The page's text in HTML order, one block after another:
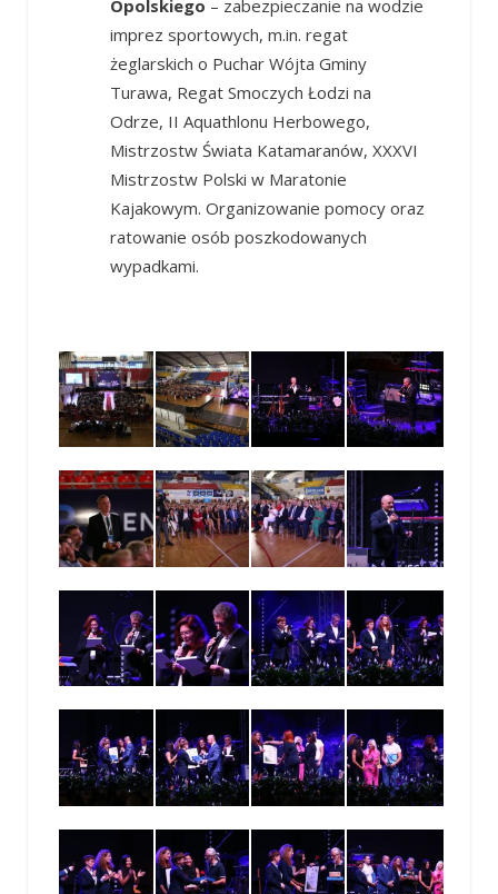
Opolskiego – zabezpieczanie na wodzie
imprez sportowych, m.in. regat
żeglarskich o Puchar Wójta Gminy
Turawa, Regat Smoczych Łodzi na
Odrze, II Aquathlonu Herbowego,
Mistrzostw Świata Katamaranów, XXXVI
Mistrzostw Polski w Maratonie
Kajakowym. Organizowanie pomocy oraz
ratowanie osób poszkodowanych
wypadkami.